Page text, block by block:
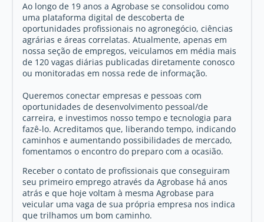
Ao longo de 19 anos a Agrobase se consolidou como
uma plataforma digital de descoberta de
oportunidades profissionais no agronegócio, ciências
agrárias e áreas correlatas. Atualmente, apenas em
nossa seção de empregos, veiculamos em média mais
de 120 vagas diárias publicadas diretamente conosco
ou monitoradas em nossa rede de informação.
Queremos conectar empresas e pessoas com
oportunidades de desenvolvimento pessoal/de
carreira, e investimos nosso tempo e tecnologia para
fazê-lo. Acreditamos que, liberando tempo, indicando
caminhos e aumentando possibilidades de mercado,
fomentamos o encontro do preparo com a ocasião.
Receber o contato de profissionais que conseguiram
seu primeiro emprego através da Agrobase há anos
atrás e que hoje voltam à mesma Agrobase para
veicular uma vaga de sua própria empresa nos indica
que trilhamos um bom caminho.